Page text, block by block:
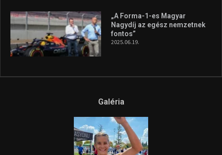
„A Forma-1-es Magyar
Nagydíj az egész nemzetnek
fontos”
2025.06.19.
Galéria